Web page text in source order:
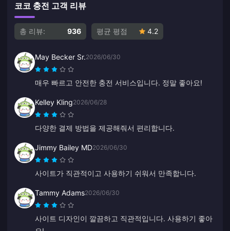
코코 충전 고객 리뷰
총 리뷰: 936 평균 평점 4.2
May Becker Sr.2026/06/30
매우 빠르고 안전한 충전 서비스입니다. 정말 좋아요!
Kelley Kling2026/06/28
다양한 결제 방법을 제공해줘서 편리합니다.
Jimmy Bailey MD2026/06/30
사이트가 직관적이고 사용하기 쉬워서 만족합니다.
Tammy Adams2026/06/30
사이트 디자인이 깔끔하고 직관적입니다. 사용하기 좋아